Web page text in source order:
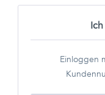
Einloggen